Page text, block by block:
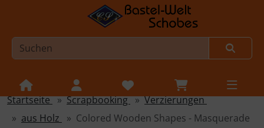
Sprungnavigation
Springe zur Navigation
Startseite Scrapbooking
Verzierungen
aus Holz
Colored Wooden Shapes - Masquerade